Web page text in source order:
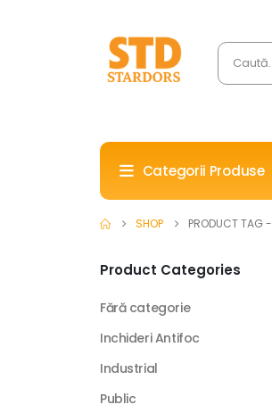
Categorii Produse
SHOP PRODUCT TAG -
Product Categories
Fără categorie
Inchideri Antifoc
Industrial
Public